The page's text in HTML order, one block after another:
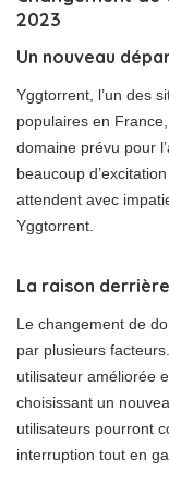
2023
Un nouveau
Yggtorrent, l’un des
populaires en
domaine prévu pour
beaucoup
attendent avec
Yggtorrent.
La raison
Le changement de
par plusieurs
utilisateur améliorée
choisissant un
utilisateurs pourront
interruption tout en